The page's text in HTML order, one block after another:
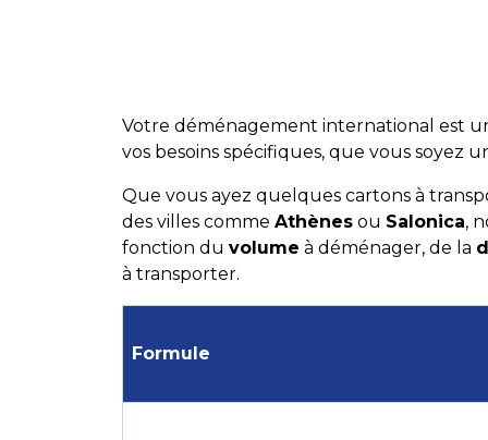
Votre déménagement international est
vos besoins spécifiques, que vous
Que vous ayez quelques cartons à
des villes comme Athènes ou Salonica,
fonction du volume à déménager, de la
à transporter.
Formule